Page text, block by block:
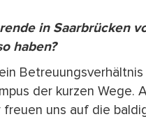
in Saarbrücken
haben?
der kurzen Wege.
freuen uns auf die